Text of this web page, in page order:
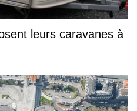
leurs caravanes à